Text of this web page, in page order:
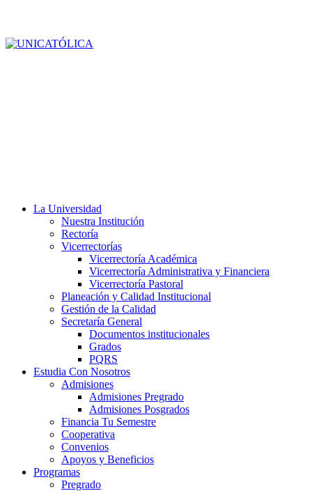
La Universidad
Nuestra Institución
Rectoría
Vicerrectorías
Vicerrectoría Académica
Vicerrectoría Administrativa y Financiera
Vicerrectoría Pastoral
Planeación y Calidad Institucional
Gestión de la Calidad
Secretaría General
Documentos institucionales
Grados
PQRS
Estudia Con Nosotros
Admisiones
Admisiones Pregrado
Admisiones Posgrados
Financia Tu Semestre
Cooperativa
Convenios
Apoyos y Beneficios
Programas
Pregrado